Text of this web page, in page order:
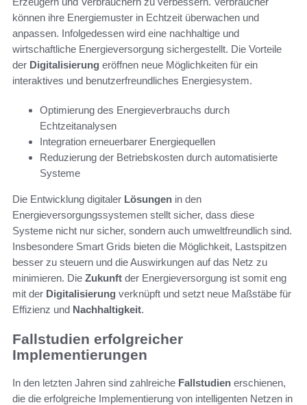
können ihre Energiemuster in Echtzeit überwachen und
anpassen. Infolgedessen wird eine nachhaltige und
wirtschaftliche Energieversorgung sichergestellt. Die Vorteile
der Digitalisierung eröffnen neue Möglichkeiten für ein
interaktives und benutzerfreundliches Energiesystem.
Optimierung des Energieverbrauchs durch
Echtzeitanalysen
Integration erneuerbarer Energiequellen
Reduzierung der Betriebskosten durch automatisierte
Systeme
Die Entwicklung digitaler Lösungen in den
Energieversorgungssystemen stellt sicher, dass diese
Systeme nicht nur sicher, sondern auch umweltfreundlich sind.
Insbesondere Smart Grids bieten die Möglichkeit, Lastspitzen
besser zu steuern und die Auswirkungen auf das Netz zu
minimieren. Die Zukunft der Energieversorgung ist somit eng
mit der Digitalisierung verknüpft und setzt neue Maßstäbe für
Effizienz und Nachhaltigkeit.
Fallstudien erfolgreicher
Implementierungen
In den letzten Jahren sind zahlreiche Fallstudien erschienen,
die die erfolgreiche Implementierung von intelligenten Netzen in